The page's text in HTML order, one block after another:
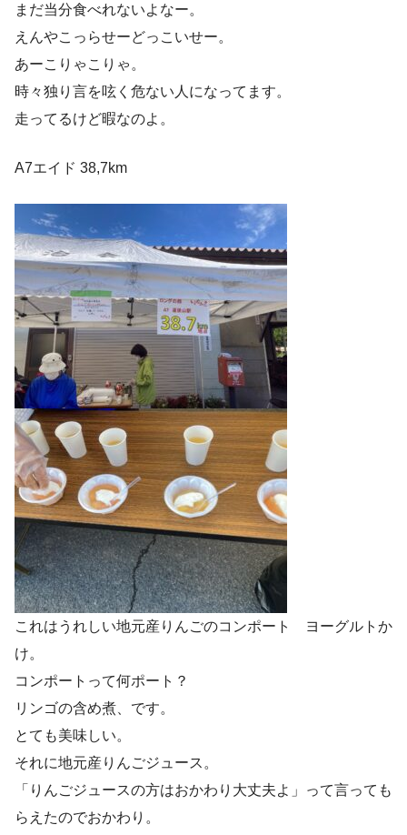
まだ当分食べれないよなー。
えんやこっらせーどっこいせー。
あーこりゃこりゃ。
時々独り言を呟く危ない人になってます。
走ってるけど暇なのよ。
A7エイド 38,7km
これはうれしい地元産りんごのコンポート ヨーグルトか
け。
コンポートって何ポート？
リンゴの含め煮、です。
とても美味しい。
それに地元産りんごジュース。
「りんごジュースの方はおかわり大丈夫よ」って言っても
らえたのでおかわり。